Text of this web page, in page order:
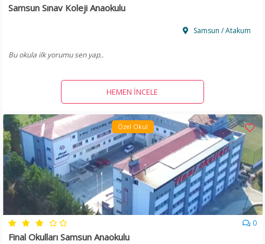
Samsun Sınav Koleji Anaokulu
Samsun / Atakum
Bu okula ilk yorumu sen yap..
HEMEN İNCELE
Özel Okul
0
Final Okulları Samsun Anaokulu